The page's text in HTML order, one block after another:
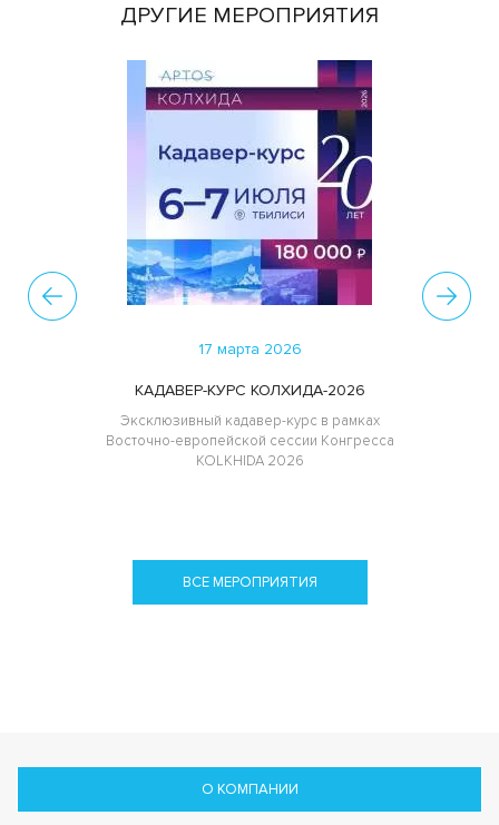
ДРУГИЕ МЕРОПРИЯТИЯ
17 марта 2026
КАДАВЕР-КУРС КОЛХИДА-2026
Эксклюзивный кадавер-курс в рамках
Восточно-европейской сессии Конгресса
KOLKHIDA 2026
ВСЕ МЕРОПРИЯТИЯ
О КОМПАНИИ